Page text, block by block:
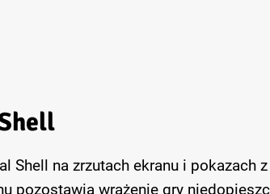
Shell na zrzutach ekranu i pokazach
pozostawia wrażenie gry